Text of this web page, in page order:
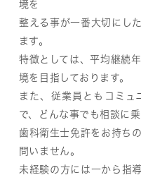
境を
整える事が一番大切にし
ます。
特徴としては、平均継続
境を目指しております。
また、従業員ともコミュ
で、どんな事でも相談に乗
歯科衛生士免許をお持ち
問いません。
未経験の方には一から指